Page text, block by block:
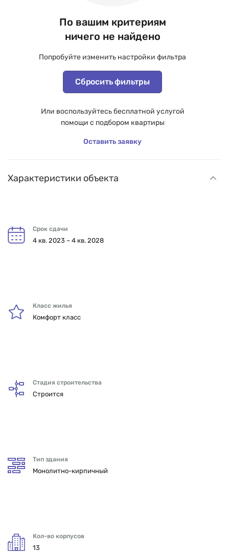
По вашим критериям
ничего не найдено
Попробуйте изменить настройки фильтра
Сбросить фильтры
Или воспользуйтесь бесплатной услугой
помощи с подбором квартиры
Оставить заявку
Характеристики объекта
Срок сдачи
4 кв. 2023 – 4 кв. 2028
Класс жилья
Комфорт класс
Стадия строительства
Строится
Тип здания
Монолитно-кирпичный
Кол-во корпусов
13